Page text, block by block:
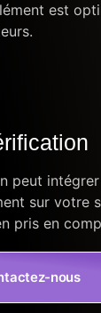
est
peut
sur votre
pris en
nous